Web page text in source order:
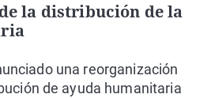
la distribución de la
una reorganización
de ayuda humanitaria